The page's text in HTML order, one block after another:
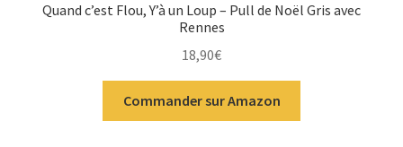
Quand c’est Flou, Y’à un Loup – Pull de Noël Gris avec
Rennes
18,90€
Commander sur Amazon